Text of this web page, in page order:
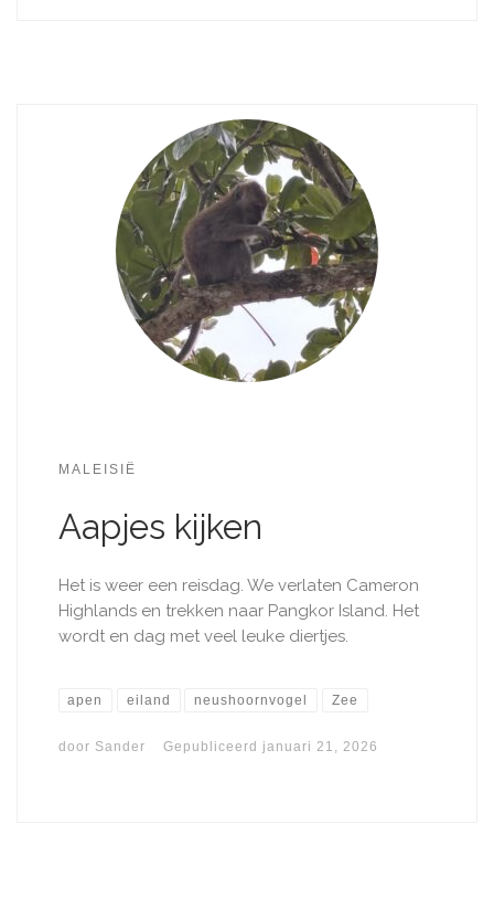
MALEISIË
Aapjes kijken
Het is weer een reisdag. We verlaten Cameron
Highlands en trekken naar Pangkor Island. Het
wordt en dag met veel leuke diertjes. ​
apen eiland neushoornvogel Zee
door Sander Gepubliceerd januari 21, 2026